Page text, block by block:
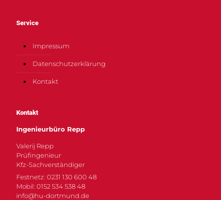
Service
Impressum
Datenschutzerklärung
Kontakt
Kontakt
Ingenieurbüro Repp
Valerij Repp
Prüfingenieur
Kfz-Sachverständiger
Festnetz: 0231 130 600 48
Mobil: 0152 534 538 48
info@hu-dortmund.de